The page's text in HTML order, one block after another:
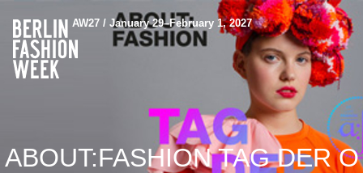
AW27 / January 29–February 1, 2027
ABOUT:FASHION TAG DER O